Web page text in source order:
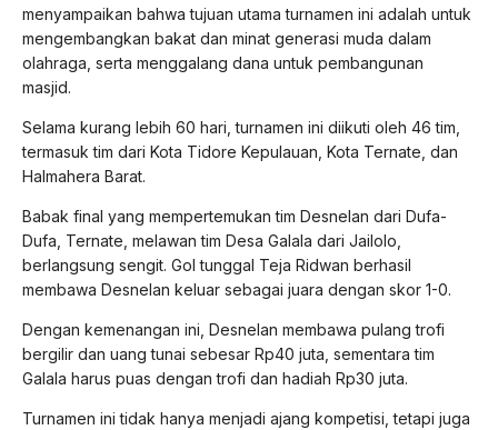
menyampaikan bahwa tujuan utama turnamen ini adalah untuk
mengembangkan bakat dan minat generasi muda dalam
olahraga, serta menggalang dana untuk pembangunan
masjid.
Selama kurang lebih 60 hari, turnamen ini diikuti oleh 46 tim,
termasuk tim dari Kota Tidore Kepulauan, Kota Ternate, dan
Halmahera Barat.
Babak final yang mempertemukan tim Desnelan dari Dufa-
Dufa, Ternate, melawan tim Desa Galala dari Jailolo,
berlangsung sengit. Gol tunggal Teja Ridwan berhasil
membawa Desnelan keluar sebagai juara dengan skor 1-0.
Dengan kemenangan ini, Desnelan membawa pulang trofi
bergilir dan uang tunai sebesar Rp40 juta, sementara tim
Galala harus puas dengan trofi dan hadiah Rp30 juta.
Turnamen ini tidak hanya menjadi ajang kompetisi, tetapi juga